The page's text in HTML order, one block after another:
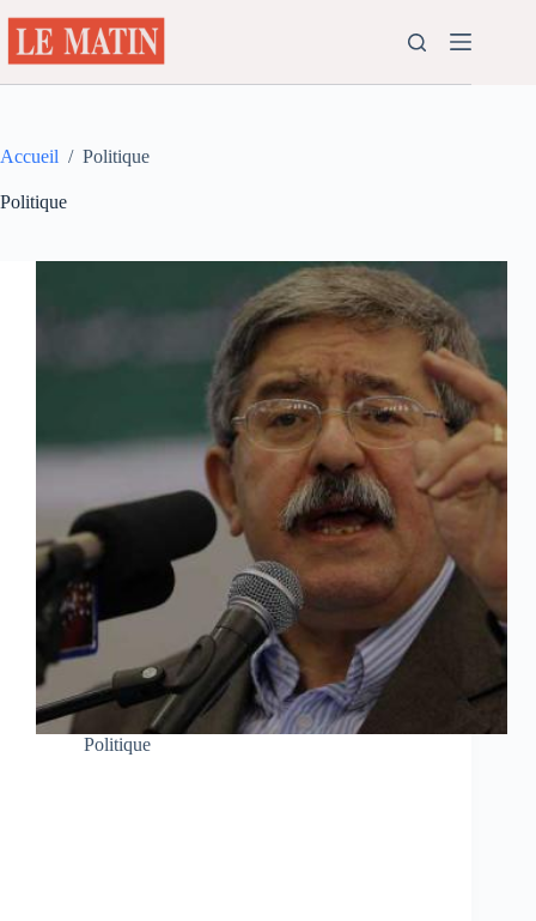
au
contenu
Accueil / Politique
Politique
Politique